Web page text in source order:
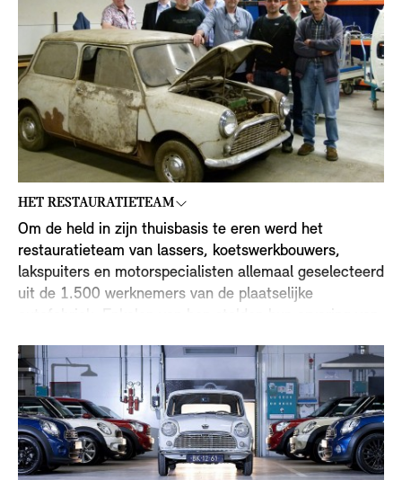
Groot-Brittannië waren geïmporteerd, was de
interieurbekleding van deze Classic Mini lokaal
vervaardigd en – leuk weetje – met paardenhaar
gevuld! Aangezien de eerste eigenaar zich nooit te ver
van zijn eigen biotoop waagde en de tweede hem eind
jaren 80 veilig in zijn schuur liet staan, is dit stukje
MINI geschiedenis gelukkig intact gebleven.
HET RESTAURATIETEAM
Om de held in zijn thuisbasis te eren werd het
restauratieteam van lassers, koetswerkbouwers,
lakspuiters en motorspecialisten allemaal geselecteerd
uit de 1.500 werknemers van de plaatselijke
enkel de meest vaardige handen aan de restauratie
van deze Mini veteraan werkten.